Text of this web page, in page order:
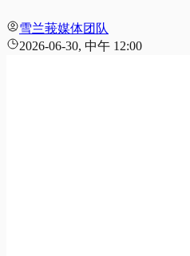
雪兰莪媒体团队
2026-06-30, 中午 12:00